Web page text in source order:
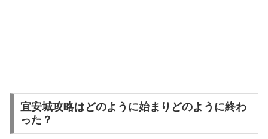
宜安城攻略はどのように始まりどのように終わ
った？